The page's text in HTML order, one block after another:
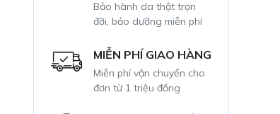
Bảo hành da thật trọn
đời, bảo dưỡng miễn phí
MIỄN PHÍ GIAO HÀNG
Miễn phí vận chuyển cho
đơn từ 1 triệu đồng